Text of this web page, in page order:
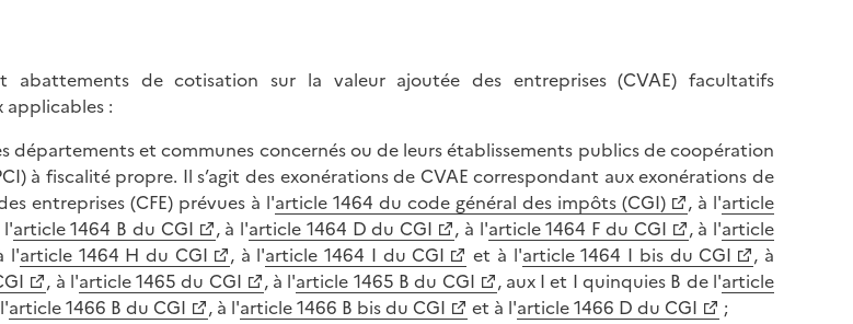
abattements de cotisation sur la valeur ajoutée des entreprises (CVAE) facultatifs
applicables :
départements et communes concernés ou de leurs établissements publics de coopération
à fiscalité propre. Il s’agit des exonérations de CVAE correspondant aux exonérations de
entreprises (CFE) prévues à l'article 1464 du code général des impôts (CGI) , à l'article
l'article 1464 B du CGI , à l'article 1464 D du CGI , à l'article 1464 F du CGI , à l'article
l'article 1464 H du CGI , à l'article 1464 I du CGI et à l'article 1464 I bis du CGI
, à
, à l'article 1465 du CGI , à l'article 1465 B du CGI , aux I et I quinquies B de l'article
article 1466 B du CGI , à l'article 1466 B bis du CGI et à l'article 1466 D du CGI
;